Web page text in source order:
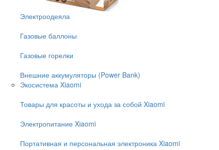
Электроодеяла
Газовые баллоны
Газовые горелки
Внешние аккумуляторы (Power Bank)
Экосистема Xiaomi
Товары для красоты и ухода за собой Xiaomi
Электропитание Xiaomi
Портативная и персональная электроника Xiaomi